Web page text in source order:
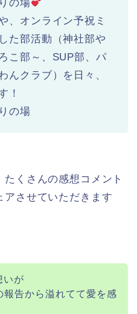
の場
、オンライン予祝ミ
た部活動（神社部や
こ部～、SUP部、パ
んクラブ）を日々、
！
の場
くさんの感想コメント
アさせていただきます
いが
報告から溢れてて愛を感